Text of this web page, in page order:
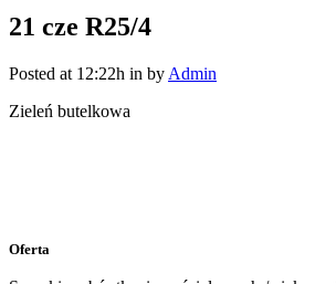
21 cze R25/4
Posted at 12:22h in by Admin
Zieleń butelkowa
Oferta